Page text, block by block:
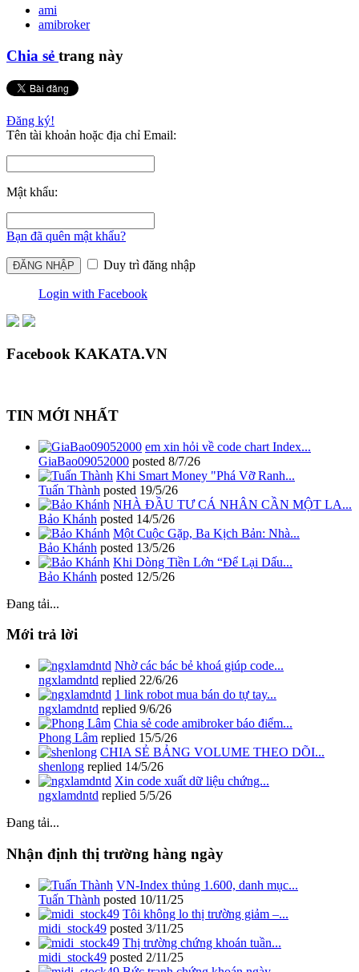
ami
amibroker
Chia sẻ trang này
Đăng ký!
Tên tài khoản hoặc địa chỉ Email:
Mật khẩu:
Bạn đã quên mật khẩu?
Duy trì đăng nhập
Login with Facebook
Facebook KAKATA.VN
TIN MỚI NHẤT
em xin hỏi về code chart Index...
GiaBao09052000 posted 8/7/26
Khi Smart Money "Phá Vỡ Ranh...
Tuấn Thành posted 19/5/26
NHÀ ĐẦU TƯ CÁ NHÂN CẦN MỘT LA...
Bảo Khánh posted 14/5/26
Một Cuộc Gặp, Ba Kịch Bản: Nhà...
Bảo Khánh posted 13/5/26
Khi Dòng Tiền Lớn “Để Lại Dấu...
Bảo Khánh posted 12/5/26
Đang tải...
Mới trả lời
Nhờ các bác bẻ khoá giúp code...
ngxlamdntd replied 22/6/26
1 link robot mua bán do tự tay...
ngxlamdntd replied 9/6/26
Chia sẻ code amibroker báo điểm...
Phong Lâm replied 15/5/26
CHIA SẺ BẢNG VOLUME THEO DÕI...
shenlong replied 14/5/26
Xin code xuất dữ liệu chứng...
ngxlamdntd replied 5/5/26
Đang tải...
Nhận định thị trường hàng ngày
VN-Index thủng 1.600, danh mục...
Tuấn Thành posted 10/11/25
Tôi không lo thị trường giảm –...
midi_stock49 posted 3/11/25
Thị trường chứng khoán tuần...
midi_stock49 posted 2/11/25